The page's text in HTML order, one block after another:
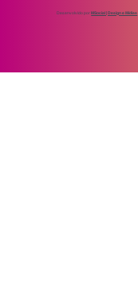
Desenvolvido porMSocial | Design e Mídias